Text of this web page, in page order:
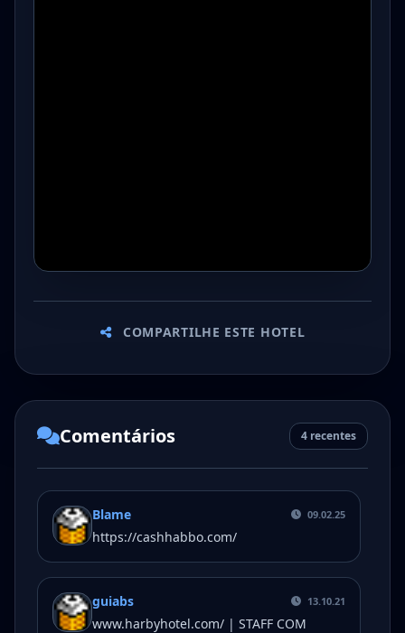
COMPARTILHE ESTE HOTEL
Comentários 4 recentes
Blame 09.02.25
https://cashhabbo.com/
guiabs 13.10.21
www.harbyhotel.com/ | STAFF COM